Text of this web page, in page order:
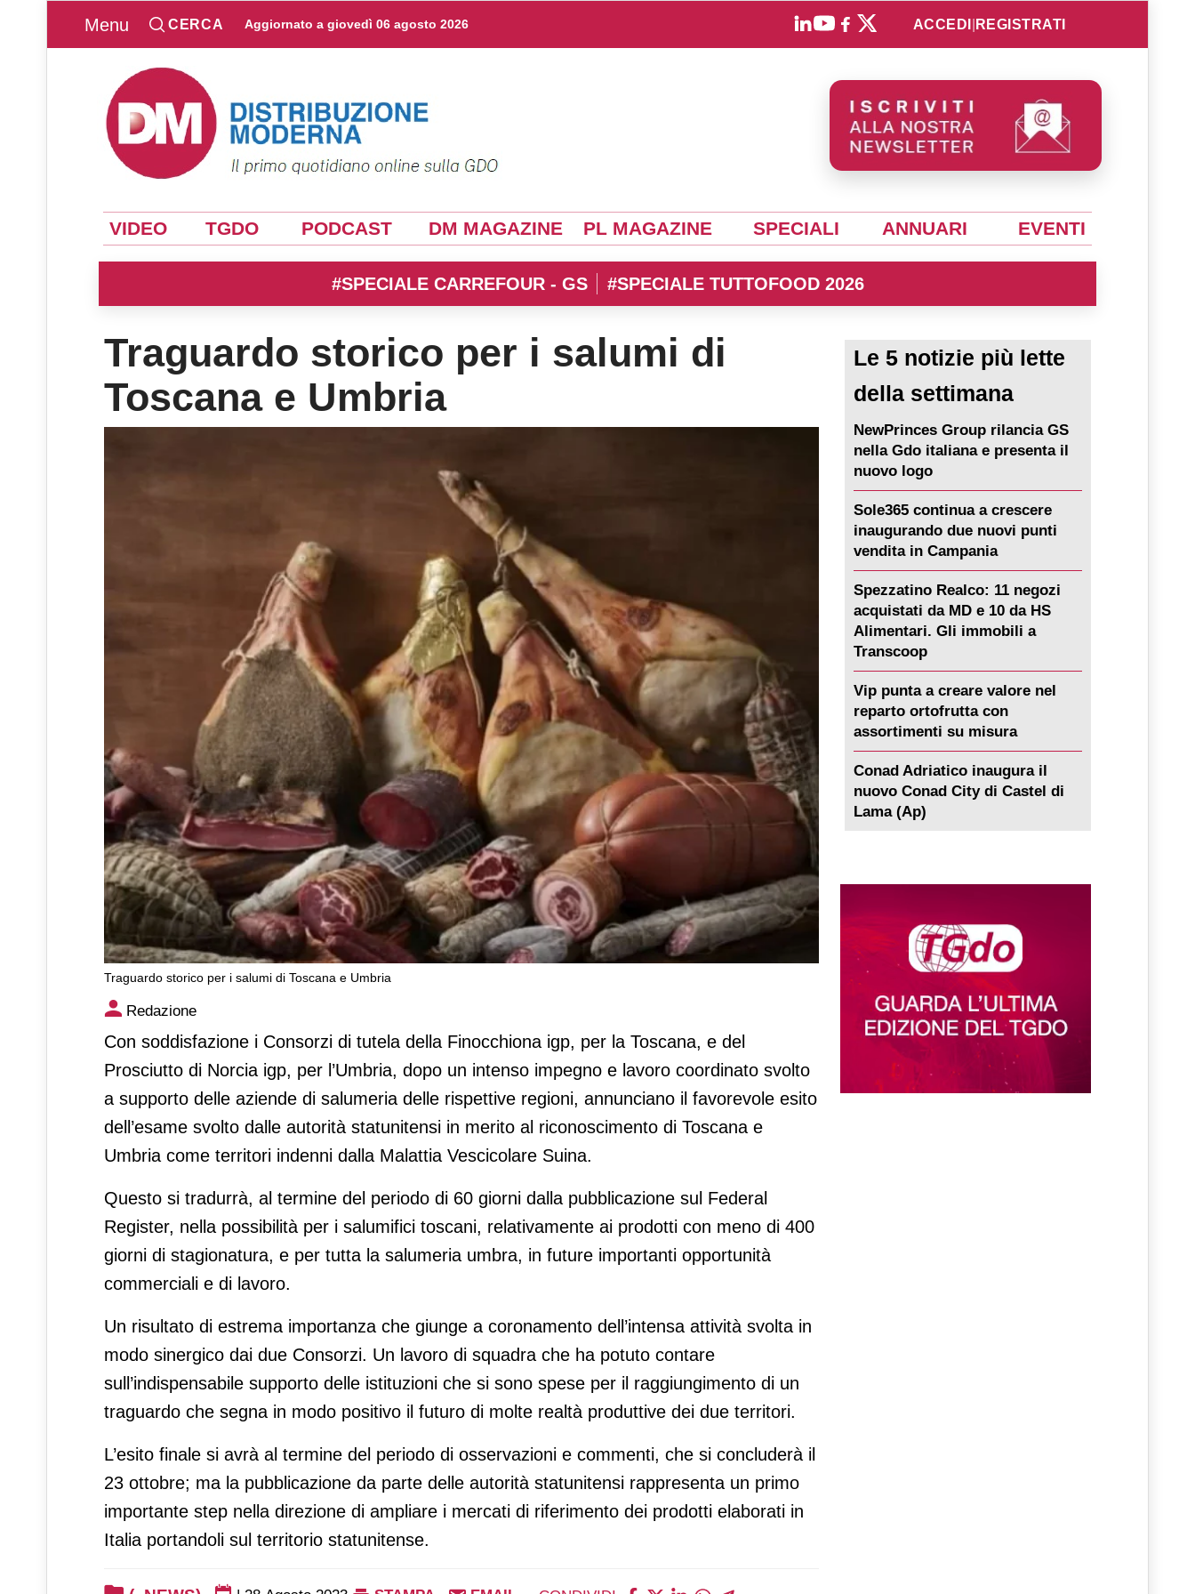
Menu CERCA Aggiornato a giovedì 06 agosto 2026 ACCEDI REGISTRATI
VIDEO TGDO PODCAST DM MAGAZINE PL MAGAZINE SPECIALI ANNUARI EVENTI
#SPECIALE CARREFOUR - GS #SPECIALE TUTTOFOOD 2026
Traguardo storico per i salumi di
Toscana e Umbria
Traguardo storico per i salumi di Toscana e Umbria
Traguardo storico per i salumi di Toscana e Umbria
Redazione
Con soddisfazione i Consorzi di tutela della Finocchiona igp, per la Toscana, e del
Prosciutto di Norcia igp, per l’Umbria, dopo un intenso impegno e lavoro coordinato svolto
a supporto delle aziende di salumeria delle rispettive regioni, annunciano il favorevole esito
dell’esame svolto dalle autorità statunitensi in merito al riconoscimento di Toscana e
Umbria come territori indenni dalla Malattia Vescicolare Suina.
Questo si tradurrà, al termine del periodo di 60 giorni dalla pubblicazione sul Federal
Register, nella possibilità per i salumifici toscani, relativamente ai prodotti con meno di 400
giorni di stagionatura, e per tutta la salumeria umbra, in future importanti opportunità
commerciali e di lavoro.
Un risultato di estrema importanza che giunge a coronamento dell’intensa attività svolta in
modo sinergico dai due Consorzi. Un lavoro di squadra che ha potuto contare
sull’indispensabile supporto delle istituzioni che si sono spese per il raggiungimento di un
traguardo che segna in modo positivo il futuro di molte realtà produttive dei due territori.
L’esito finale si avrà al termine del periodo di osservazioni e commenti, che si concluderà il
23 ottobre; ma la pubblicazione da parte delle autorità statunitensi rappresenta un primo
importante step nella direzione di ampliare i mercati di riferimento dei prodotti elaborati in
Italia portandoli sul territorio statunitense.
Le 5 notizie più lette
della settimana
NewPrinces Group rilancia GS
nella Gdo italiana e presenta il
nuovo logo
Sole365 continua a crescere
inaugurando due nuovi punti
vendita in Campania
Spezzatino Realco: 11 negozi
acquistati da MD e 10 da HS
Alimentari. Gli immobili a
Transcoop
Vip punta a creare valore nel
reparto ortofrutta con
assortimenti su misura
Conad Adriatico inaugura il
nuovo Conad City di Castel di
Lama (Ap)